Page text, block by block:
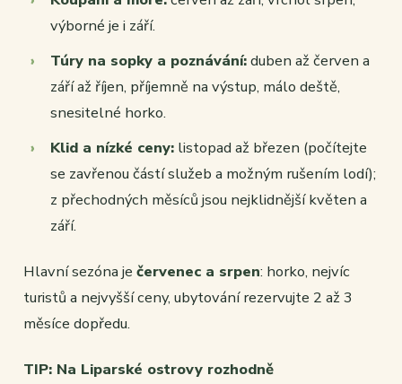
výborné je i září.
Túry na sopky a poznávání:duben až červen a
září až říjen, příjemně na výstup, málo deště,
snesitelné horko.
Klid a nízké ceny: listopad až březen (počítejte
se zavřenou částí služeb a možným rušením lodí);
z přechodných měsíců jsou nejklidnější květen a
září.
Hlavní sezóna je červenec a srpen: horko, nejvíc
turistů a nejvyšší ceny, ubytování rezervujte 2 až 3
měsíce dopředu.
TIP: Na Liparské ostrovy rozhodně